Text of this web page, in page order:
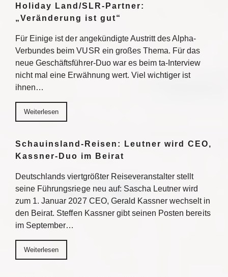
Holiday Land/SLR-Partner:
„Veränderung ist gut“
Für Einige ist der angekündigte Austritt des Alpha-
Verbundes beim VUSR ein großes Thema. Für das
neue Geschäftsführer-Duo war es beim ta-Interview
nicht mal eine Erwähnung wert. Viel wichtiger ist
ihnen…
Weiterlesen
Schauinsland-Reisen: Leutner wird CEO,
Kassner-Duo im Beirat
Deutschlands viertgrößter Reiseveranstalter stellt
seine Führungsriege neu auf: Sascha Leutner wird
zum 1. Januar 2027 CEO, Gerald Kassner wechselt in
den Beirat. Steffen Kassner gibt seinen Posten bereits
im September…
Weiterlesen